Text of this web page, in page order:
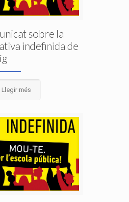
sobre la
indefinida de
Llegir més